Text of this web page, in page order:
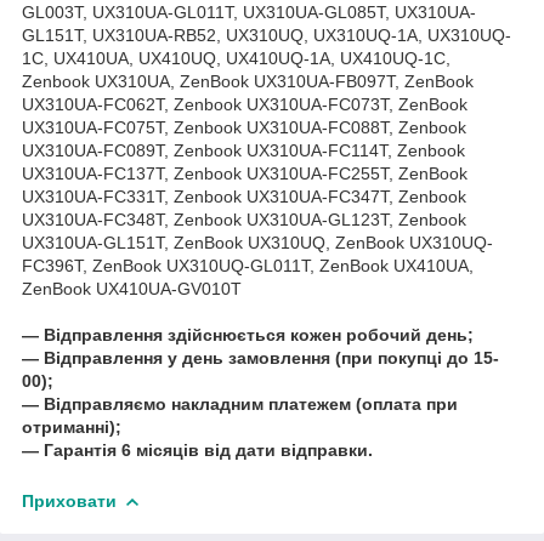
GL003T, UX310UA-GL011T, UX310UA-GL085T, UX310UA-
GL151T, UX310UA-RB52, UX310UQ, UX310UQ-1A, UX310UQ-
1C, UX410UA, UX410UQ, UX410UQ-1A, UX410UQ-1C,
Zenbook UX310UA, ZenBook UX310UA-FB097T, ZenBook
UX310UA-FC062T, Zenbook UX310UA-FC073T, ZenBook
UX310UA-FC075T, Zenbook UX310UA-FC088T, Zenbook
UX310UA-FC089T, Zenbook UX310UA-FC114T, Zenbook
UX310UA-FC137T, Zenbook UX310UA-FC255T, ZenBook
UX310UA-FC331T, Zenbook UX310UA-FC347T, Zenbook
UX310UA-FC348T, Zenbook UX310UA-GL123T, Zenbook
UX310UA-GL151T, ZenBook UX310UQ, ZenBook UX310UQ-
FC396T, ZenBook UX310UQ-GL011T, ZenBook UX410UA,
ZenBook UX410UA-GV010T
― Відправлення здійснюється кожен робочий день;
― Відправлення у день замовлення (при покупці до 15-
00);
― Відправляємо накладним платежем (оплата при
отриманні);
― Гарантія 6 місяців від дати відправки.
Приховати